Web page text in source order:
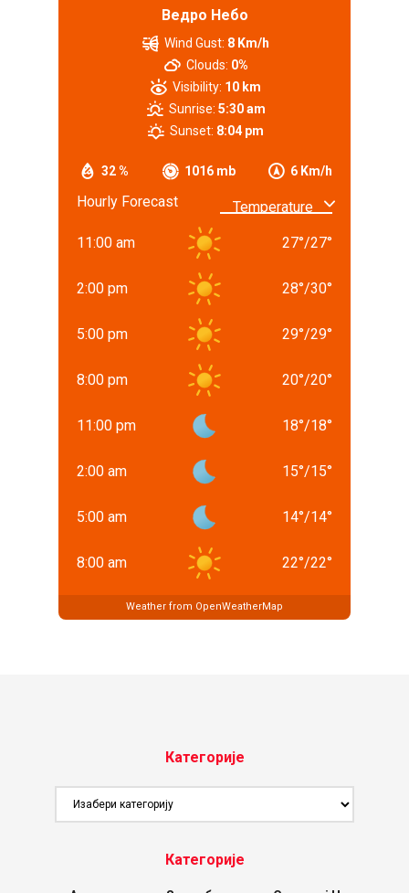
Ведро Небо
32 % 1016 mb 6 Km/h
Wind Gust: 8 Km/h
Clouds: 0%
Visibility: 10 km
Sunrise: 5:30 am
Sunset: 8:04 pm
Hourly Forecast
11:00 am 27°/27°
2:00 pm 28°/30°
5:00 pm 29°/29°
8:00 pm 20°/20°
11:00 pm 18°/18°
2:00 am 15°/15°
5:00 am 14°/14°
8:00 am 22°/22°
Weather from OpenWeatherMap
Категорије
Категорије